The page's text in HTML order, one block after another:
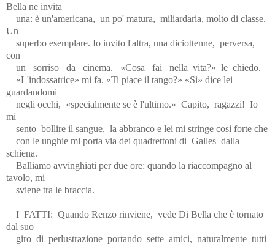
Bella ne invita
una: è un'americana, un po' matura, miliardaria, molto di classe.
Un
superbo esemplare. Io invito l'altra, una diciottenne, perversa,
con
un
sorriso da cinema. «Cosa fai nella vita?» le chiedo.
«L'indossatrice» mi fa. «Ti piace il tango?» «Sì» dice lei
guardandomi
negli occhi, «specialmente se è l'ultimo.» Capito, ragazzi! Io
mi
sento bollire il sangue, la abbranco e lei mi stringe così forte che
con le unghie mi porta via dei quadrettoni di Galles dalla
schiena.
Balliamo avvinghiati per due ore: quando la riaccompagno al
tavolo, mi
sviene tra le braccia.
I FATTI: Quando Renzo rinviene, vede Di Bella che è tornato
dal suo
giro di perlustrazione portando sette amici, naturalmente tutti